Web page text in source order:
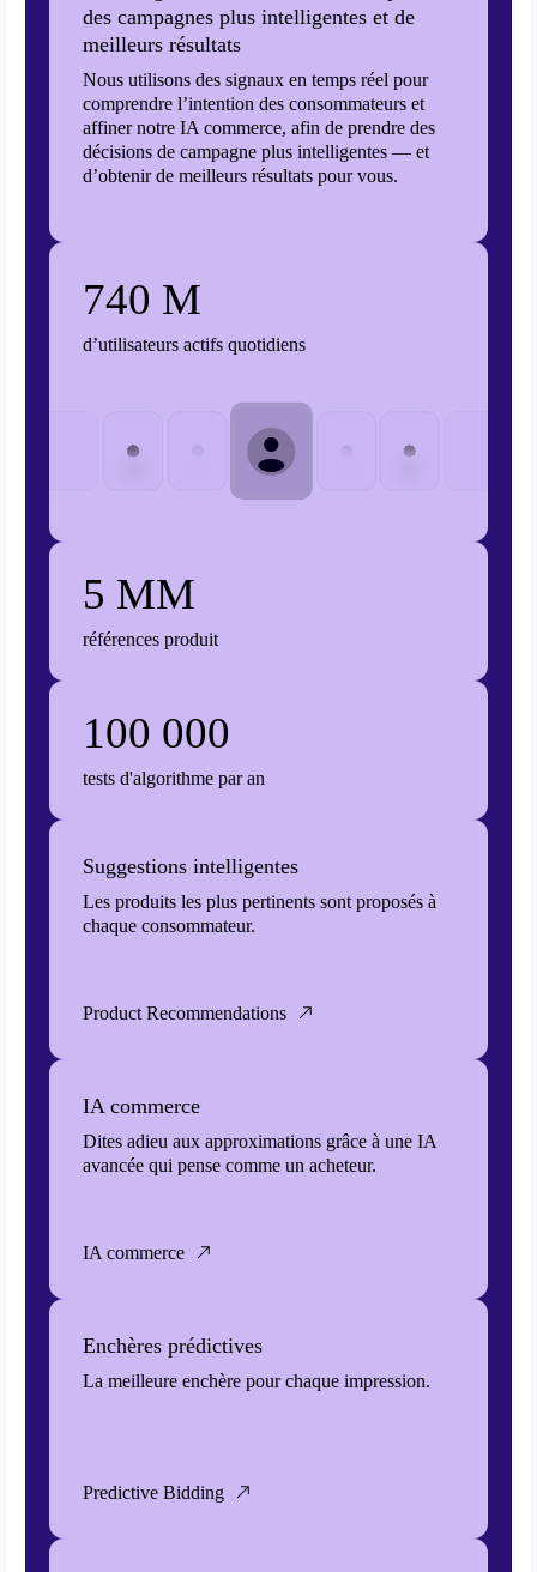
des campagnes plus intelligentes et de
meilleurs résultats
Nous utilisons des signaux en temps réel pour
comprendre l’intention des consommateurs et
affiner notre IA commerce, afin de prendre des
décisions de campagne plus intelligentes — et
d’obtenir de meilleurs résultats pour vous.
740 M
d’utilisateurs actifs quotidiens
5 MM
références produit
100 000
tests d'algorithme par an
Suggestions intelligentes
Les produits les plus pertinents sont proposés à
chaque consommateur.
Product Recommendations
IA commerce
Dites adieu aux approximations grâce à une IA
avancée qui pense comme un acheteur.
IA commerce
Enchères prédictives
La meilleure enchère pour chaque impression.
Predictive Bidding